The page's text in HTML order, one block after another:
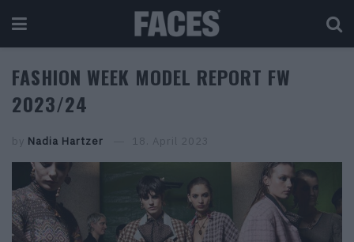
FASHION WEEK MODEL REPORT FW
2023/24
by Nadia Hartzer 18. April 2023